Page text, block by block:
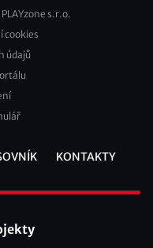
s.r.o.
cookies
údajů
KONTAKTY